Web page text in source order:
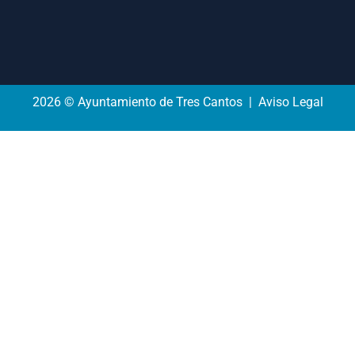
2026 © Ayuntamiento de Tres Cantos | Aviso Legal